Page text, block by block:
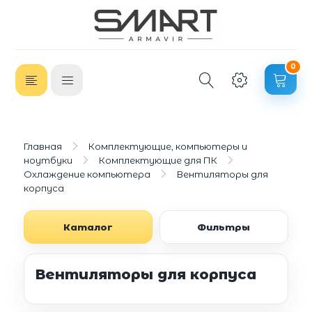
0
Главная
Комплектующие, компьютеры и
ноутбуки
Комплектующие для ПК
Охлаждение компьютера
Вентиляторы для
корпуса
Каталог Фильтры
Вентиляторы для корпуса